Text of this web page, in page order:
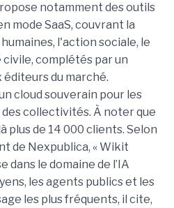
notamment des outils
mode SaaS, couvrant la
l'action sociale, le
complétés par un
du marché.
cloud souverain pour les
collectivités. À noter que
plus de 14 000 clients. Selon
de Nexpublica, « Wikit
le domaine de l’IA
les agents publics et les
les plus fréquents, il cite,